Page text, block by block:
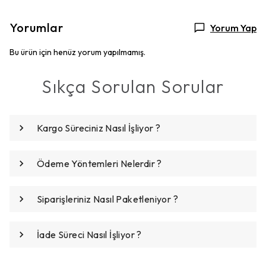
Yorumlar Yorum Yap
Bu ürün için henüz yorum yapılmamış.
Sıkça Sorulan Sorular
Kargo Süreciniz Nasıl İşliyor ?
Ödeme Yöntemleri Nelerdir ?
Siparişleriniz Nasıl Paketleniyor ?
İade Süreci Nasıl İşliyor ?